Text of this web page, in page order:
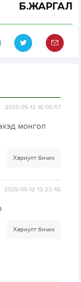
Б.ЖАРГАЛ
2025-05-12 16:05:57
монгол
Хариулт бичих
2025-05-12 13:23:46
Хариулт бичих